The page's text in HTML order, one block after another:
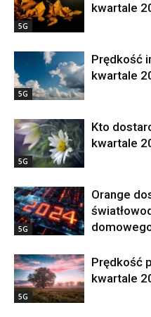
5G
kwartale
5G
Prędkość
kwartale
5G
Kto
kwartale
5G
Orange
5G
Prędkość
kwartale